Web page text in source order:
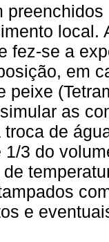
local.
fez-se a
em
peixe
as
de
1/3 do
e